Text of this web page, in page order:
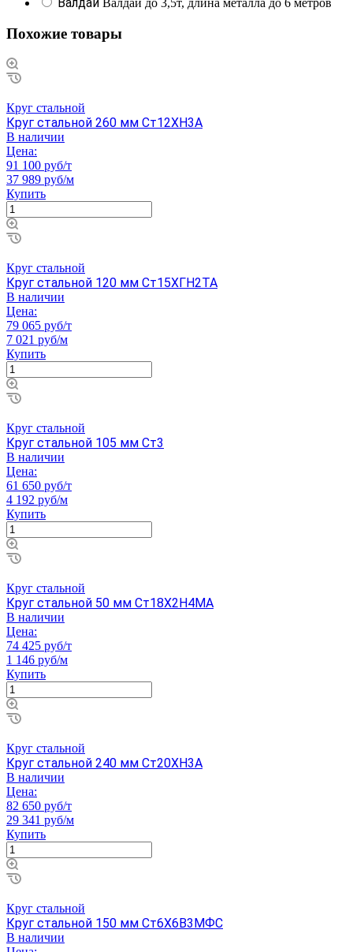
Валдай до 3,5т, длина металла до 6 метров
Похожие товары
Круг стальной
Круг стальной 260 мм Ст12ХН3А
В наличии
Цена:
91 100 руб/т
37 989 руб/м
Купить
Круг стальной
Круг стальной 120 мм Ст15ХГН2ТА
В наличии
Цена:
79 065 руб/т
7 021 руб/м
Купить
Круг стальной
Круг стальной 105 мм Ст3
В наличии
Цена:
61 650 руб/т
4 192 руб/м
Купить
Круг стальной
Круг стальной 50 мм Ст18Х2Н4МА
В наличии
Цена:
74 425 руб/т
1 146 руб/м
Купить
Круг стальной
Круг стальной 240 мм Ст20ХН3А
В наличии
Цена:
82 650 руб/т
29 341 руб/м
Купить
Круг стальной
Круг стальной 150 мм Ст6Х6В3МФС
В наличии